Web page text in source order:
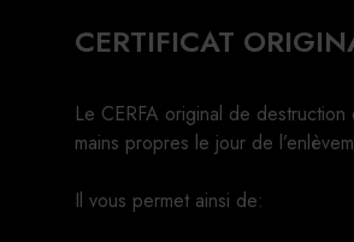
CERTIFICAT
Le CERFA original de
mains propres le jour de
Il vous permet ainsi de: